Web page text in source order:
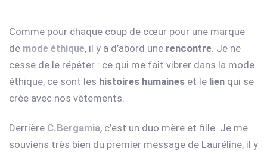
Comme pour chaque coup de cœur pour une marque
de mode éthique, il y a d’abord une rencontre . Je ne
cesse de le répéter : ce qui me fait vibrer dans la mode
éthique, ce sont les histoires humaines et le lien qui se
crée avec nos vêtements.
Derrière C.Bergamia, c’est un duo mère et fille. Je me
souviens très bien du premier message de Lauréline, il y